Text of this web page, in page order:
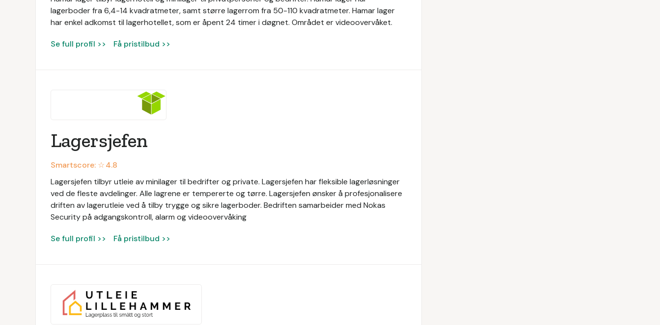
lagerboder fra 6,4-14 kvadratmeter, samt større lagerrom fra 50-110 kvadratmeter. Hamar lager
har enkel adkomst til lagerhotellet, som er åpent 24 timer i døgnet. Området er videoovervåket.
Se full profil >> Få pristilbud >>
Lagersjefen
Smartscore: ☆4.8
Lagersjefen tilbyr utleie av minilager til bedrifter og private. Lagersjefen har fleksible lagerløsninger
ved de fleste avdelinger. Alle lagrene er tempererte og tørre. Lagersjefen ønsker å profesjonalisere
driften av lagerutleie ved å tilby trygge og sikre lagerboder. Bedriften samarbeider med Nokas
Security på adgangskontroll, alarm og videoovervåking
Se full profil >> Få pristilbud >>